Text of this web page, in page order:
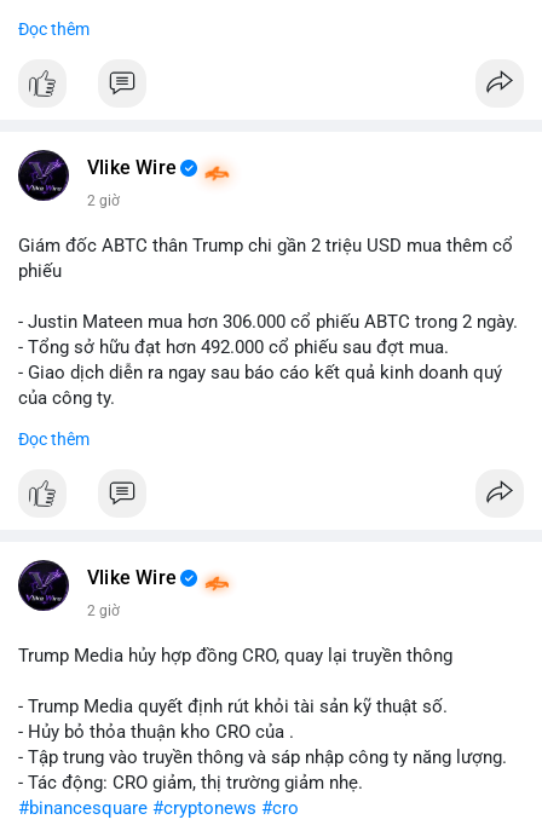
ở vùng giá hiện tại.
#12dot1btc #786kusd
#binancesquare
$cro
📰 Nguồn: Cointelegraph
Đọc thêm
Vlike Wire
2 giờ
Giám đốc ABTC thân Trump chi gần 2 triệu USD mua thêm cổ
phiếu
- Justin Mateen mua hơn 306.000 cổ phiếu ABTC trong 2 ngày.
- Tổng sở hữu đạt hơn 492.000 cổ phiếu sau đợt mua.
- Giao dịch diễn ra ngay sau báo cáo kết quả kinh doanh quý
của công ty.
#abtc #cryptonews
$btc $eth
📰 Nguồn: CoinDesk
Đọc thêm
Vlike Wire
2 giờ
Trump Media hủy hợp đồng CRO, quay lại truyền thông
- Trump Media quyết định rút khỏi tài sản kỹ thuật số.
- Hủy bỏ thỏa thuận kho CRO của .
- Tập trung vào truyền thông và sáp nhập công ty năng lượng.
- Tác động: CRO giảm, thị trường giảm nhẹ.
#binancesquare #cryptonews #cro